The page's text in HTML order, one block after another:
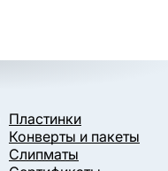
Пластинки
Конверты и пакеты
Слипматы